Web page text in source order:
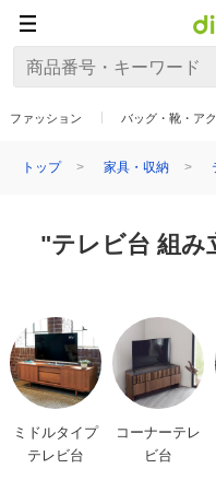
ファッション バッグ・靴・ア
トップ 家具・収納
"テレビ台 組み
ミドルタイプ
テレビ台
コーナーテレ
ビ台